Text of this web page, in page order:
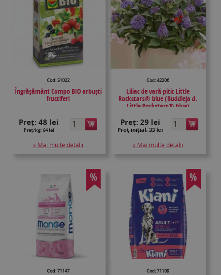
Cod: 51022
Îngrășământ Compo BIO arbuști
fructiferi
Preț:48 lei
Preț/kg: 64 lei
» Mai multe detalii
Cod: 42206
Liliac de vară pitic Little
Rockstars® blue (Buddleja d.
Little Rockstars® blue)
Preț: 29 lei
Preţ inițial: 33 lei
» Mai multe detalii
%
Cod: 71147
%
Cod: 71109